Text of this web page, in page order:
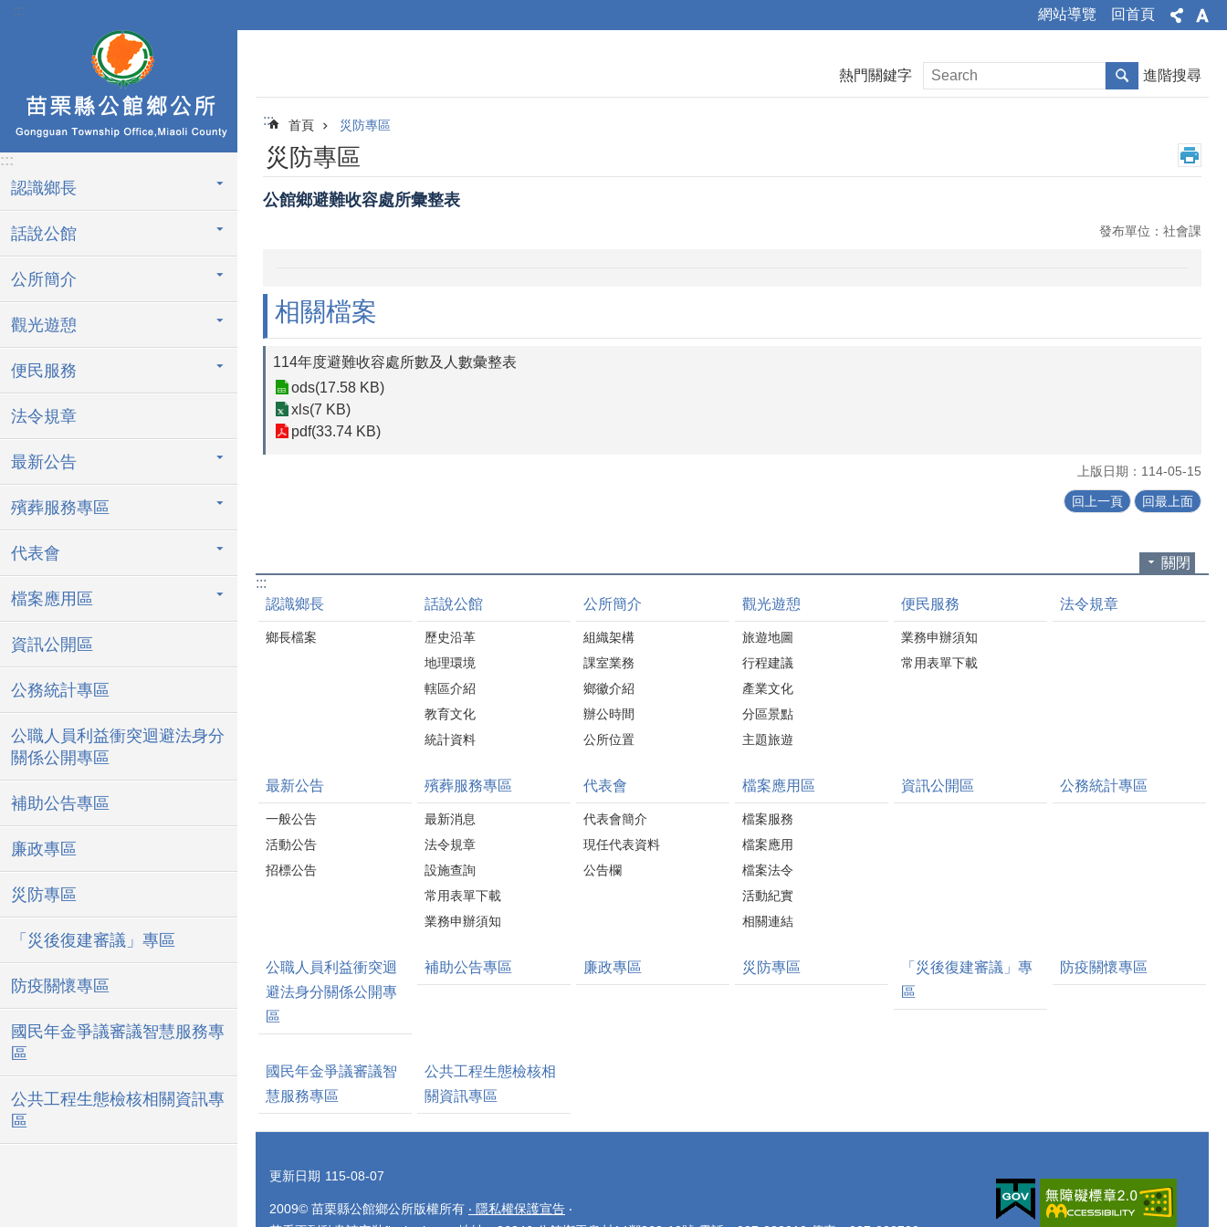
跳到主要內容區塊
::: 網站導覽 回首頁
:::
認識鄉長
話說公館
公所簡介
觀光遊憩
便民服務
法令規章
最新公告
殯葬服務專區
代表會
檔案應用區
資訊公開區
公務統計專區
公職人員利益衝突迴避法身分
關係公開專區
補助公告專區
廉政專區
災防專區
「災後復建審議」專區
防疫關懷專區
國民年金爭議審議智慧服務專
區
公共工程生態檢核相關資訊專
區
熱門關鍵字 進階搜尋
::: 首頁 災防專區
災防專區
公館鄉避難收容處所彙整表
發布單位：社會課
相關檔案
114年度避難收容處所數及人數彙整表
ods(17.58 KB)
xls(7 KB)
pdf(33.74 KB)
上版日期：114-05-15
回上一頁 回最上面
關閉
:::
認識鄉長
鄉長檔案
話說公館
歷史沿革
地理環境
轄區介紹
教育文化
統計資料
公所簡介
組織架構
課室業務
鄉徽介紹
辦公時間
公所位置
觀光遊憩
旅遊地圖
行程建議
產業文化
分區景點
主題旅遊
便民服務
業務申辦須知
常用表單下載
法令規章
最新公告
一般公告
活動公告
招標公告
殯葬服務專區
最新消息
法令規章
設施查詢
常用表單下載
業務申辦須知
代表會
代表會簡介
現任代表資料
公告欄
檔案應用區
檔案服務
檔案應用
檔案法令
活動紀實
相關連結
資訊公開區 公務統計專區
公職人員利益衝突迴
避法身分關係公開專
區
補助公告專區 廉政專區 災防專區
「災後復建審議」專
區
防疫關懷專區
國民年金爭議審議智
慧服務專區
公共工程生態檢核相
關資訊專區
更新日期 115-08-07
2009© 苗栗縣公館鄉公所版權所有 ‧ 隱私權保護宣告 ‧